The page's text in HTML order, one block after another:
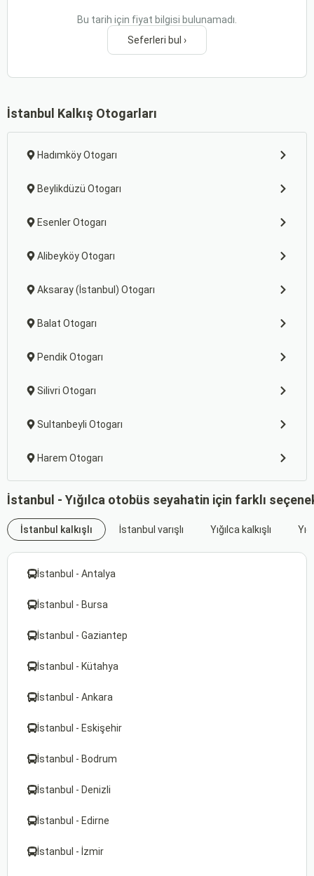
Bu tarih için fiyat bilgisi bulunamadı.
Seferleri bul ›
İstanbul Kalkış Otogarları
Hadımköy Otogarı
Beylikdüzü Otogarı
Esenler Otogarı
Alibeyköy Otogarı
Aksaray (İstanbul) Otogarı
Balat Otogarı
Pendik Otogarı
Silivri Otogarı
Sultanbeyli Otogarı
Harem Otogarı
İstanbul - Yığılca otobüs seyahatin için farklı
İstanbul kalkışlı İstanbul varışlı Yığılca kalkışlı
İstanbul - Antalya
İstanbul - Bursa
İstanbul - Gaziantep
İstanbul - Kütahya
İstanbul - Ankara
İstanbul - Eskişehir
İstanbul - Bodrum
İstanbul - Denizli
İstanbul - Edirne
İstanbul - İzmir